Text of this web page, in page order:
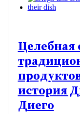
Целебная
история
Диего